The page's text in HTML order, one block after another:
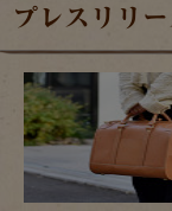
プレスリリー